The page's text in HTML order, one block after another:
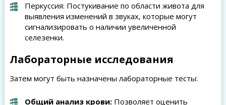
Перкуссия: Постукивание по области живота для
выявления изменений в звуках, которые могут
сигнализировать о наличии увеличенной
селезенки.
Лабораторные исследования
Затем могут быть назначены лабораторные тесты:
Общий анализ крови:Позволяет оценить